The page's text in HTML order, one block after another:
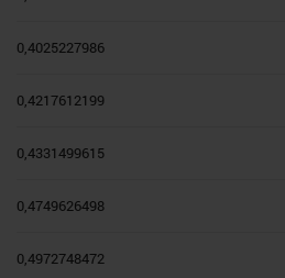
0,4025227986
0,4217612199
0,4331499615
0,4749626498
0,4972748472